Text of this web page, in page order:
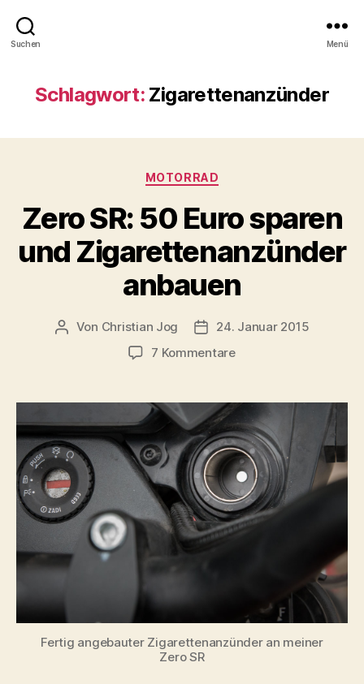
Suchen Menü
Schlagwort: Zigarettenanzünder
Kategorien
MOTORRAD
Zero SR: 50 Euro sparen
und Zigarettenanzünder
anbauen
Beitragsautor
Von Christian Jog Veröffentlichungsdatum
24. Januar 2015
7 Kommentarezu
50
Euro
sparen
und
Zigarettenanzünder
anbauen
Fertig angebauter Zigarettenanzünder an meiner
Zero SR